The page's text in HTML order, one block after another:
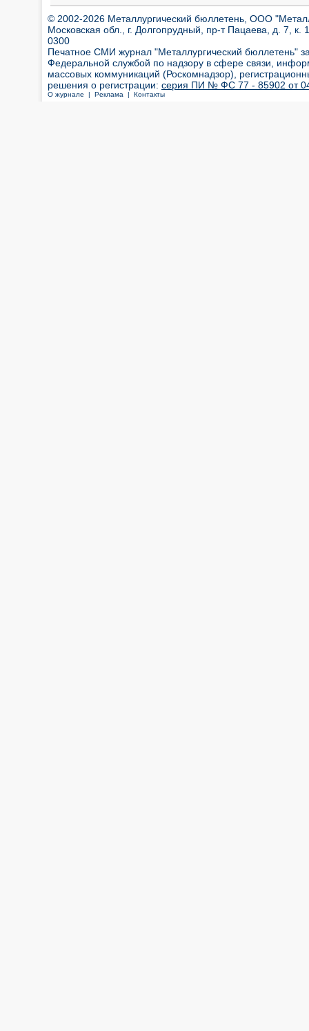
© 2002-2026 Металлургический бюллетень, ООО
Московская обл., г. Долгопрудный, пр-т Пацаева, д. 7,
0300
Печатное СМИ журнал "Металлургический бюллетень"
Федеральной службой по надзору в сфере связи,
массовых коммуникаций (Роскомнадзор),
решения о регистрации: серия ПИ № ФС 77 - 85902 от 04
О журнале | Реклама | Контакты